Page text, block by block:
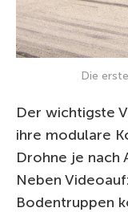
Die
Der wichtigste
ihre modulare
Drohne je nach
Neben
Bodentruppen